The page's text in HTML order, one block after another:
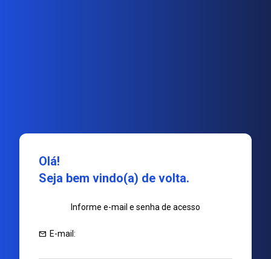
Olá!
Seja bem vindo(a) de volta.
Informe e-mail e senha de acesso
mail E-mail: